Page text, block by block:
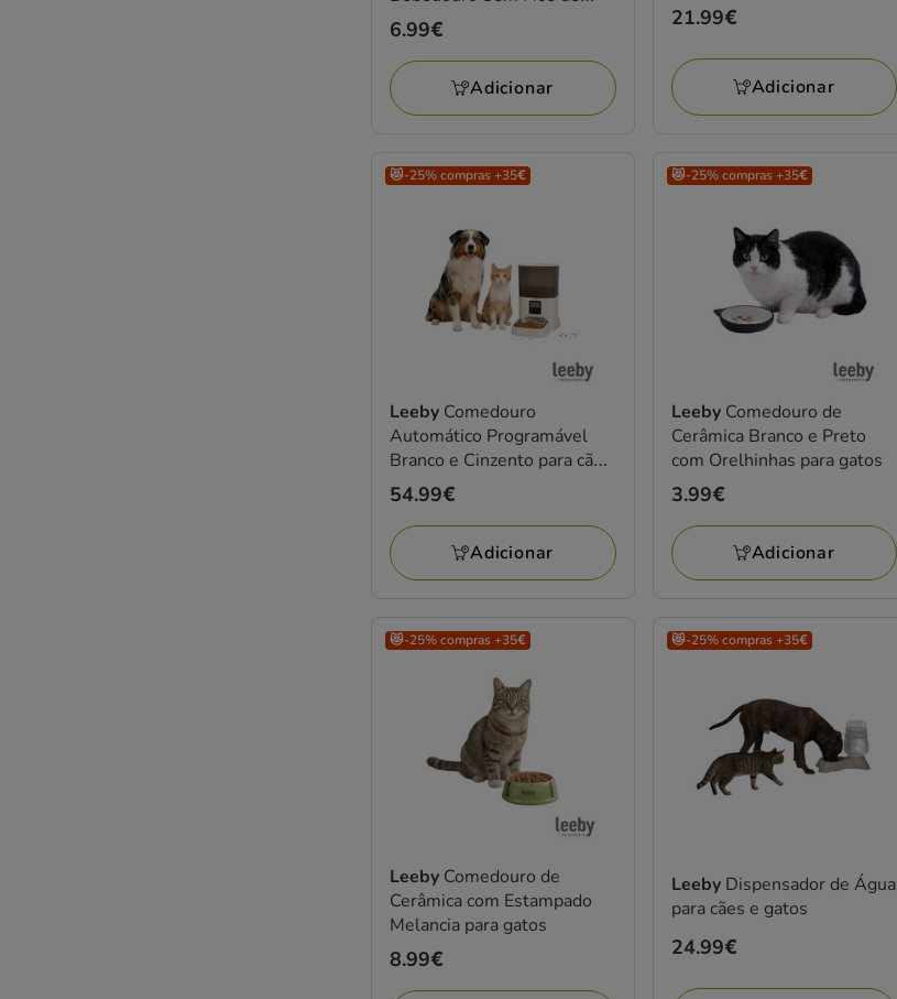
cães e gatos
Preço
6.99€
6.99€
Adicionar
Preço
21.99€
Adicionar
😻-25% compras +35€
Leeby Comedouro
Automático Programável
Branco e Cinzento para cães
e gatos
Preço
54.99€
54.99€
Adicionar
😻-25% compras +35€
Leeby Comedouro de
Cerâmica Branco e Preto
com Orelhinhas para gatos
Preço
3.99€
3.99€
Adicionar
😻-25% compras +35€
Leeby Comedouro de
Cerâmica com Estampado
Melancia para gatos
Preço
8.99€
8.99€
😻-25% compras +35€
Leeby Dispensador de Água
para cães e gatos
Preço
24.99€